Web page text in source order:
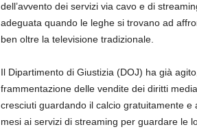
dell’avvento dei servizi via cavo e di
adeguata quando le leghe si trovano ad
ben oltre la televisione tradizionale.
Il Dipartimento di Giustizia (DOJ) ha già
frammentazione delle vendite dei diritti
cresciuti guardando il calcio gratuitamente
mesi ai servizi di streaming per guardare le